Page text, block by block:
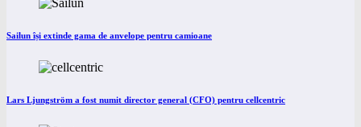
Sailun își extinde gama de anvelope pentru camioane
Lars Ljungström a fost numit director general (CFO) pentru cellcentric